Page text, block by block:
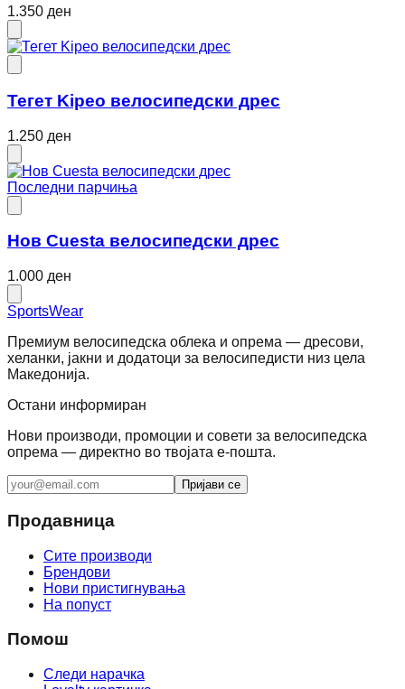
1.350 ден
Тегет Kipeo велосипедски дрес
1.250 ден
Последни парчиња
Нов Cuesta велосипедски дрес
1.000 ден
SportsWear
Премиум велосипедска облека и опрема — дресови,
хеланки, јакни и додатоци за велосипедисти низ цела
Македонија.
Остани информиран
Нови производи, промоции и совети за велосипедска
опрема — директно во твојата е-пошта.
Пријави се
Продавница
Сите производи
Брендови
Нови пристигнувања
На попуст
Помош
Следи нарачка